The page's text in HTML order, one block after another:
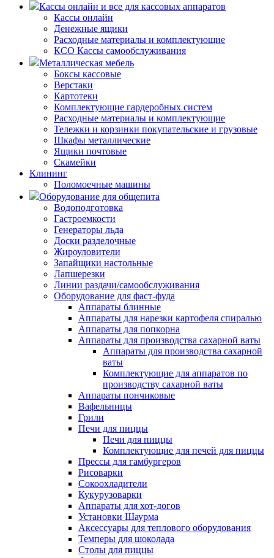
Кассы онлайн и все для кассовых аппаратов
Кассы онлайн
Денежные ящики
Расходные материалы и комплектующие
КСО Кассы самообслуживания
Металлическая мебель
Боксы кассовые
Верстаки
Картотеки
Комплектующие гардеробных систем
Расходные материалы и комплектующие
Тележки и корзинки покупательские и грузовые
Шкафы металлические
Ящики почтовые
Скамейки
Клининг
Поломоечные машины
Оборудование для общепита
Водоподготовка
Гастроемкости
Генераторы льда
Доски разделочные
Жироуловители
Запайщики настольные
Лапшерезки
Линии раздачи/самообслуживания
Оборудование для фаст-фуда
Аппараты блинные
Аппараты для нарезки картофеля спиралью
Аппараты для попкорна
Аппараты для производства сахарной ваты
Аппараты для производства сахарной
ваты
Комплектующие для аппаратов по
производству сахарной ваты
Аппараты пончиковые
Вафельницы
Грили
Печи для пиццы
Печи для пиццы
Комплектующие для печей для пиццы
Прессы для гамбургеров
Рисоварки
Сокоохладители
Кукурузоварки
Аппараты для хот-догов
Установки Шаурма
Аксессуары для теплового оборудования
Темперы для шоколада
Столы для пиццы